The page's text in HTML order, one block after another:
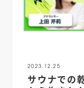
2023.12.25
サウナでの